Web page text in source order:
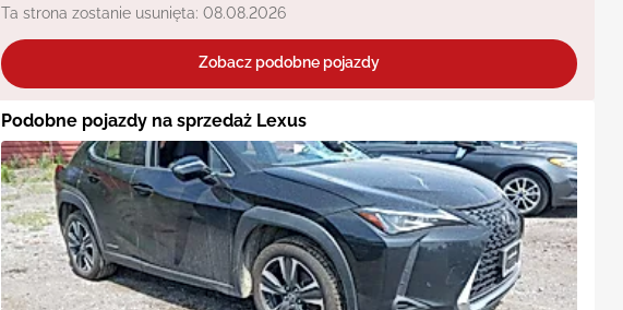
Ta strona zostanie usunięta: 08.08.2026
Zobacz podobne pojazdy
Podobne pojazdy na sprzedaż Lexus